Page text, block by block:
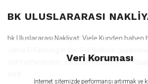
Veri Koruması
İnternet sitemizde performansı artırmak ve
BK ULUSLARARASI
bk Uluslararası Nakliyat; Viele Kunden haben
nicht erforderlich, dass ein Konto mit A+-